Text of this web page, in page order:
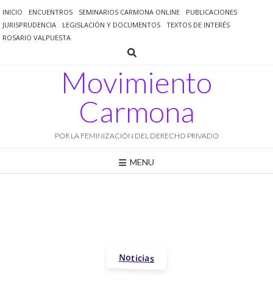
al
contenido
INICIO ENCUENTROS SEMINARIOS CARMONA ONLINE
PUBLICACIONES
JURISPRUDENCIA
LEGISLACIÓN Y DOCUMENTOS
TEXTOS DE INTERÉS
ROSARIO VALPUESTA
Movimiento
Carmona
POR LA FEMINIZACIÓN DEL DERECHO PRIVADO
MENU
Noticias